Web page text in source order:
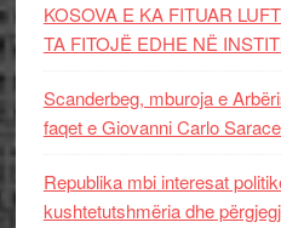
KOSOVA E KA FITUAR
TA FITOJË EDHE NË
Scanderbeg, mburoja e
faqet e Giovanni Carlo
Republika mbi interesat
kushtetutshmëria dhe